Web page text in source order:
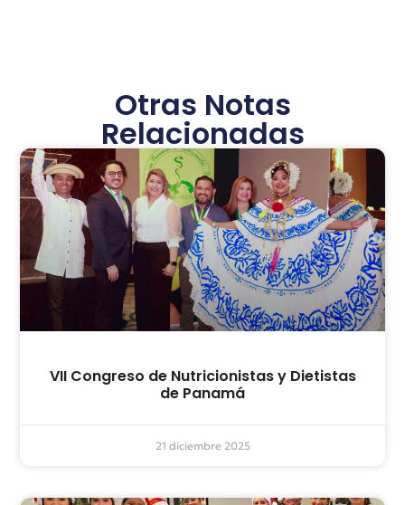
Otras Notas
Relacionadas
VII Congreso de Nutricionistas y Dietistas
de Panamá
21 diciembre 2025